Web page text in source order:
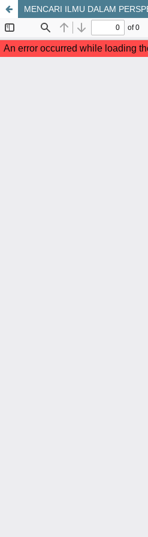
MENCARI ILMU DALAM